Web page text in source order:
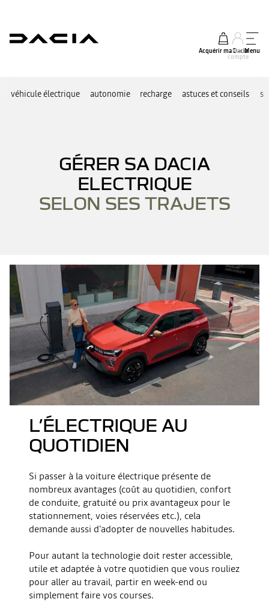
Acquérir ma Dacia
Mon
compte
Menu
véhicule électrique autonomie recharge astuces et conseils
GÉRER SA DACIA
ELECTRIQUE
SELON SES TRAJETS
L’ÉLECTRIQUE AU
QUOTIDIEN
Si passer à la voiture électrique présente de
nombreux avantages (coût au quotidien, confort
de conduite, gratuité ou prix avantageux pour le
stationnement, voies réservées etc.), cela
demande aussi d'adopter de nouvelles habitudes.
Pour autant la technologie doit rester accessible,
utile et adaptée à votre quotidien que vous rouliez
pour aller au travail, partir en week-end ou
simplement faire vos courses.